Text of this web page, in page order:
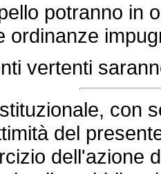
potranno in
ordinanze
vertenti
con
del
dell'azione